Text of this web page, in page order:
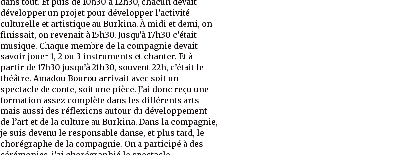
développer un projet pour développer l’activité
culturelle et artistique au Burkina. À midi et demi, on
finissait, on revenait à 15h30. Jusqu’à 17h30 c’était
musique. Chaque membre de la compagnie devait
savoir jouer 1, 2 ou 3 instruments et chanter. Et à
partir de 17h30 jusqu’à 21h30, souvent 22h, c’était le
théâtre. Amadou Bourou arrivait avec soit un
spectacle de conte, soit une pièce. J’ai donc reçu une
formation assez complète dans les différents arts
mais aussi des réflexions autour du développement
de l’art et de la culture au Burkina. Dans la compagnie,
je suis devenu le responsable danse, et plus tard, le
chorégraphe de la compagnie. On a participé à des